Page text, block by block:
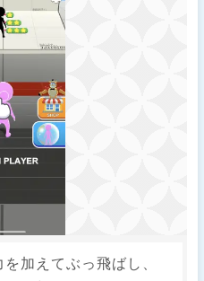
加えてぶっ飛ばし、